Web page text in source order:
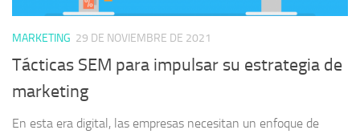
MARKETING 29 DE NOVIEMBRE DE 2021
Tácticas SEM para impulsar su estrategia de
marketing
En esta era digital, las empresas necesitan un enfoque de